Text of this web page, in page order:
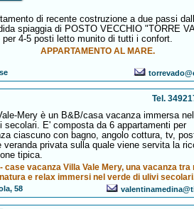
di recente costruzione a due passi
spiaggia di POSTO VECCHIO "TORRE
per 4-5 posti letto munito di tutti i confort.
APPARTAMENTO AL MARE.
Tel.
Mery è un B&B/casa vacanza immersa
secolari. E' composta da 6 appartamenti per
ciascuno con bagno, angolo cottura, tv,
veranda privata sulla quale viene servita la
tipica.
case vacanza Villa Vale Mery, una vacanza tra
natura e relax immersi nel verde di ulivi
58